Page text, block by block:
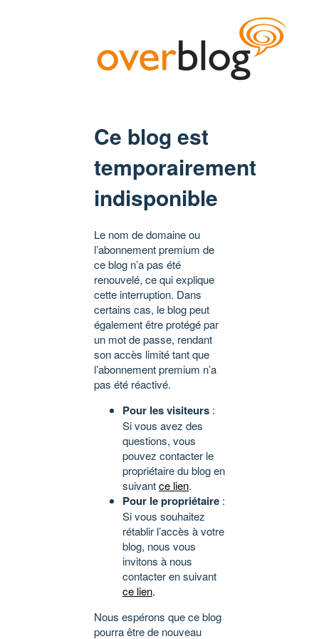
Ce blog est
temporairement
indisponible
Le nom de domaine ou
l’abonnement premium de
ce blog n’a pas été
renouvelé, ce qui explique
cette interruption. Dans
certains cas, le blog peut
également être protégé par
un mot de passe, rendant
son accès limité tant que
l’abonnement premium n’a
pas été réactivé.
Pour les visiteurs :
Si vous avez des
questions, vous
pouvez contacter le
propriétaire du blog en
suivantce lien.
Pour le propriétaire :
Si vous souhaitez
rétablir l’accès à votre
blog, nous vous
invitons à nous
contacter en suivant
ce lien.
Nous espérons que ce blog
pourra être de nouveau